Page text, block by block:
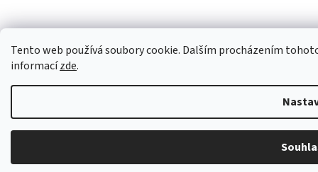
Tento web používá soubory cookie. Dalším procházením
informacízde.